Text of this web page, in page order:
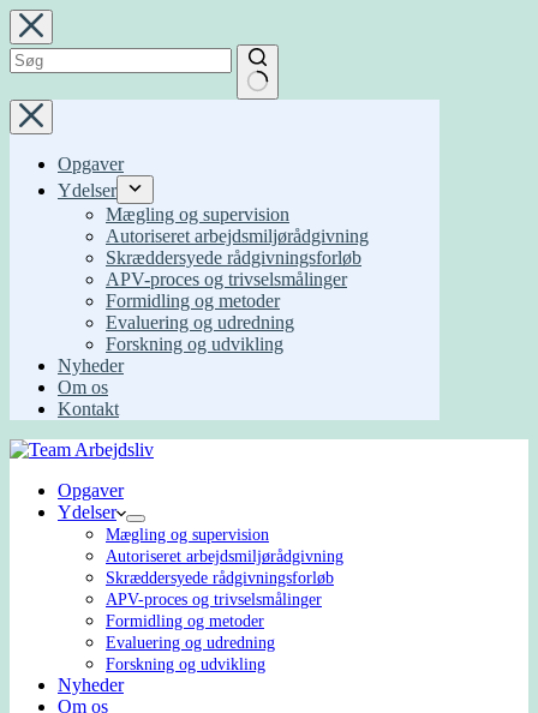
Fortsæt
til
indhold
Ingen
resultater
Opgaver
Ydelser
Mægling og supervision
Autoriseret arbejdsmiljørådgivning
Skræddersyede rådgivningsforløb
APV-proces og trivselsmålinger
Formidling og metoder
Evaluering og udredning
Forskning og udvikling
Nyheder
Om os
Kontakt
Opgaver
Ydelser
Mægling og supervision
Autoriseret arbejdsmiljørådgivning
Skræddersyede rådgivningsforløb
APV-proces og trivselsmålinger
Formidling og metoder
Evaluering og udredning
Forskning og udvikling
Nyheder
Om os